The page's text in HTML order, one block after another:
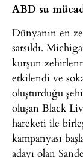
ABD su
Dünyanın en
sarsıldı.
kurşun
etkilendi ve
oluşturduğu
oluşan Black
hareketi ile
kampanyası
adayı olan